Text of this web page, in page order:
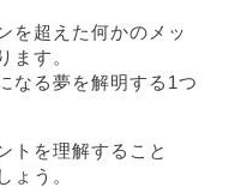
を超えた何かのメッ
ます。
なる夢を解明する1つ
トを理解すること
ょう。